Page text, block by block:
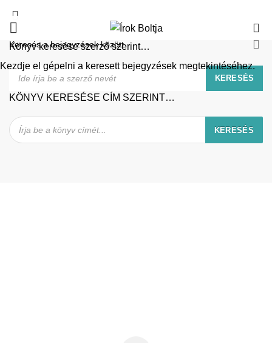
Könyv keresése szerző szerint…
KÖNYV KERESÉSE CÍM SZERINT…
Products
search
KERESÉS
Kezdje el gépelni a keresett bejegyzések megtekintéséhez.